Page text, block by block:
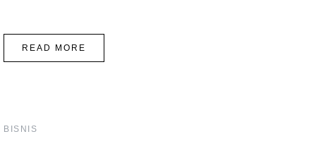
READ MORE
BISNIS